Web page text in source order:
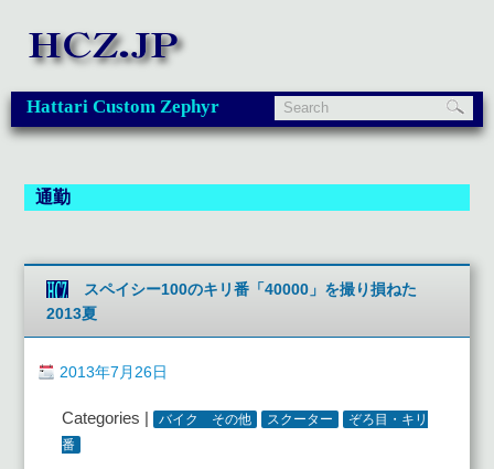
Hattari Custom Zephyr
通勤
スペイシー100のキリ番「40000」を撮り損ねた
2013夏
2013年7月26日
Categories | バイク その他 スクーター
ぞろ目・キリ
番